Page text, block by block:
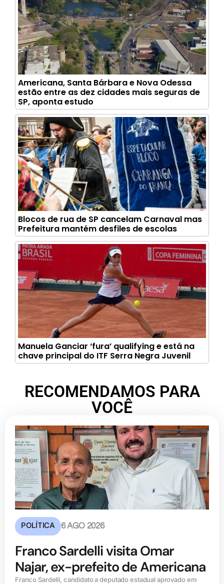
Americana, Santa Bárbara e Nova Odessa
estão entre as dez cidades mais seguras de
SP, aponta estudo
Blocos de rua de SP cancelam Carnaval mas
Prefeitura mantém desfiles de escolas
Manuela Ganciar ‘fura’ qualifying e está na
chave principal do ITF Serra Negra Juvenil
RECOMENDAMOS PARA
VOCÊ
POLÍTICA 6 AGO 2026
Franco Sardelli visita Omar
Najar, ex-prefeito de Americana
Franco Sardelli, candidato a deputado estadual aprovado em